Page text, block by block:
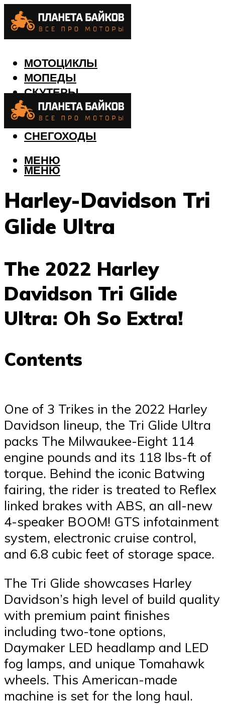
МОТОЦИКЛЫ
МОПЕДЫ
СКУТЕРЫ
КВАДРОЦИКЛЫ
ЛОДКИ
СНЕГОХОДЫ
МЕНЮ
МЕНЮ
Harley-Davidson Tri
Glide Ultra
The 2022 Harley
Davidson Tri Glide
Ultra: Oh So Extra!
Contents
One of 3 Trikes in the 2022 Harley
Davidson lineup, the Tri Glide Ultra
packs The Milwaukee-Eight 114
engine pounds and its 118 lbs-ft of
torque. Behind the iconic Batwing
fairing, the rider is treated to Reflex
linked brakes with ABS, an all-new
4-speaker BOOM! GTS infotainment
system, electronic cruise control,
and 6.8 cubic feet of storage space.
The Tri Glide showcases Harley
Davidson’s high level of build quality
with premium paint finishes
including two-tone options,
Daymaker LED headlamp and LED
fog lamps, and unique Tomahawk
wheels. This American-made
machine is set for the long haul.